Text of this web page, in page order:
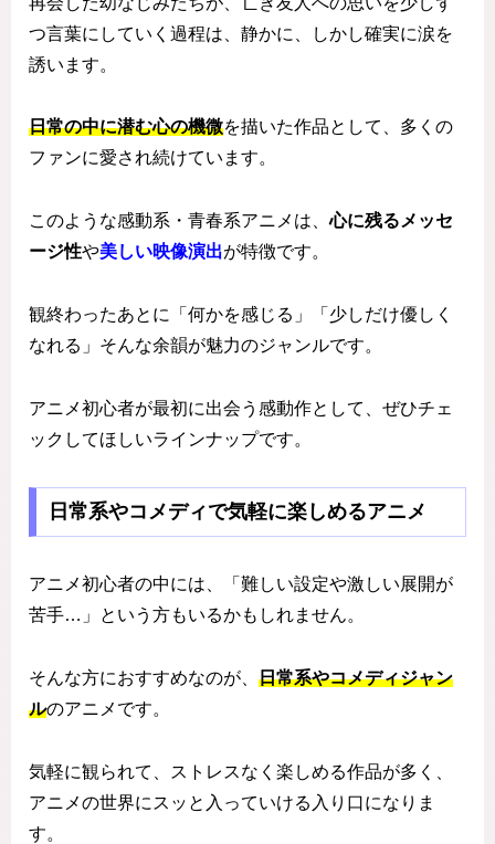
つ言葉にしていく過程は、静かに、しかし確実に涙を
誘います。
日常の中に潜む心の機微を描いた作品として、多くの
ファンに愛され続けています。
このような感動系・青春系アニメは、心に残るメッセ
ージ性や美しい映像演出が特徴です。
観終わったあとに「何かを感じる」「少しだけ優しく
なれる」そんな余韻が魅力のジャンルです。
アニメ初心者が最初に出会う感動作として、ぜひチェ
ックしてほしいラインナップです。
日常系やコメディで気軽に楽しめるアニメ
アニメ初心者の中には、「難しい設定や激しい展開が
苦手…」という方もいるかもしれません。
そんな方におすすめなのが、 日常系やコメディジャン
ルのアニメです。
気軽に観られて、ストレスなく楽しめる作品が多く、
アニメの世界にスッと入っていける入り口になりま
す。